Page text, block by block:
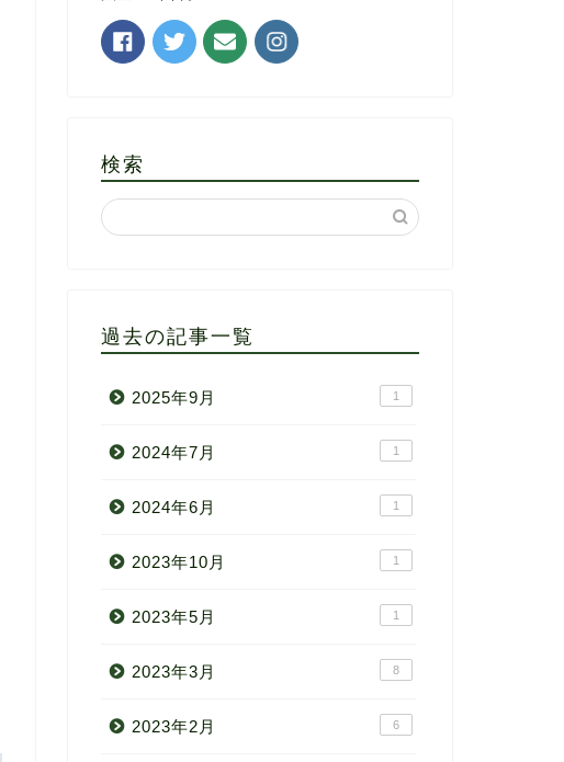
検索
過去の記事一覧
2025年9月 1
2024年7月 1
2024年6月 1
2023年10月 1
2023年5月 1
2023年3月 8
2023年2月 6